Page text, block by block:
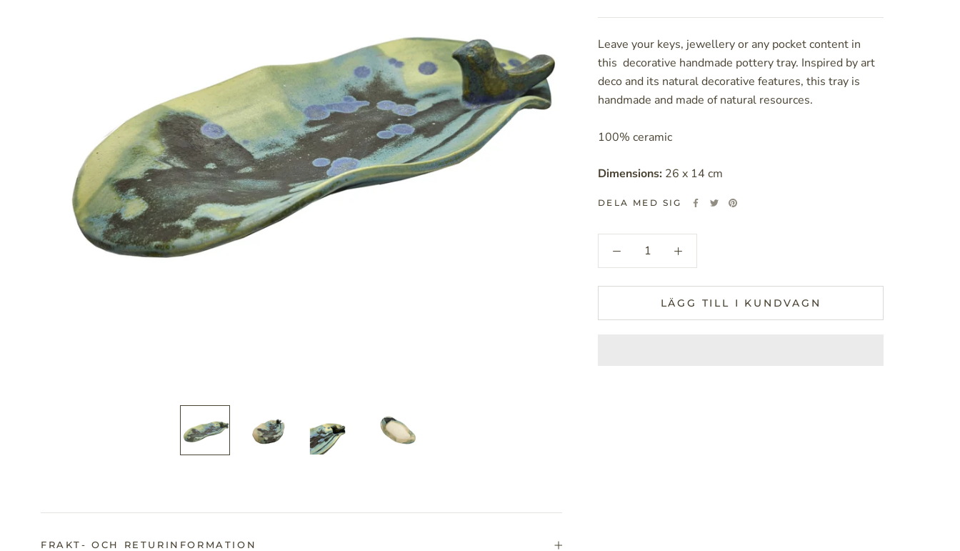
Leave your keys, jewellery or any pocket content in
this decorative handmade pottery tray. Inspired by art
deco and its natural decorative features, this tray is
handmade and made of natural resources.
100% ceramic
Dimensions: 26 x 14 cm
DELA MED SIG
LÄGG TILL I KUNDVAGN
FRAKT- OCH RETURINFORMATION